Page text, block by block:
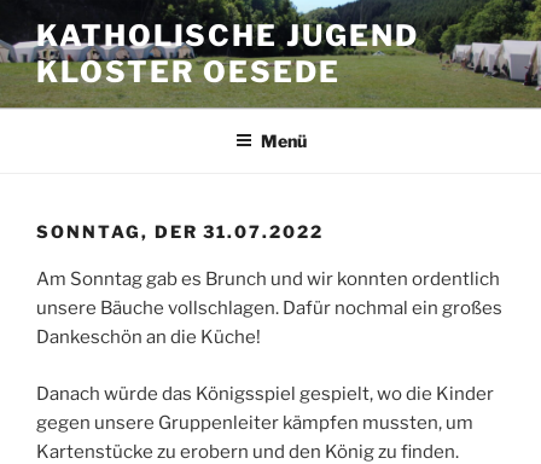
Inhalt
springen
KATHOLISCHE JUGEND
KLOSTER OESEDE
Menü
SONNTAG, DER 31.07.2022
Am Sonntag gab es Brunch und wir konnten ordentlich
unsere Bäuche vollschlagen. Dafür nochmal ein großes
Dankeschön an die Küche!
Danach würde das Königsspiel gespielt, wo die Kinder
gegen unsere Gruppenleiter kämpfen mussten, um
Kartenstücke zu erobern und den König zu finden.